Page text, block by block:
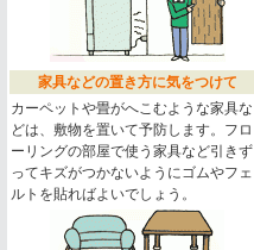
家具などの置き方に気をつけて
カーペットや畳がへこむような家具な
どは、敷物を置いて予防します。フロ
ーリングの部屋で使う家具など引きず
ってキズがつかないようにゴムやフェ
ルトを貼ればよいでしょう。